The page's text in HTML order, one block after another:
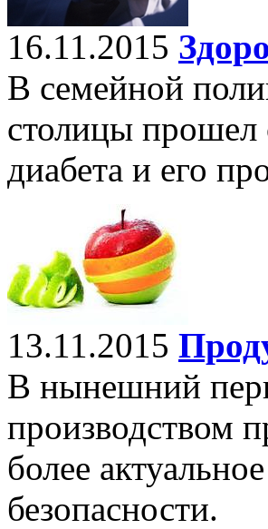
16.11.2015
В семейной
столицы
диабета и его
13.11.2015
В нынешний
производством
более
безопасности.